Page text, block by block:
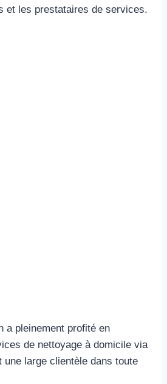
et les prestataires de services.
a pleinement profité en
de nettoyage à domicile via
large clientèle dans toute